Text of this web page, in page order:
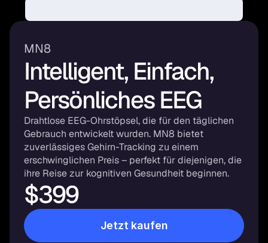
MN8
Intelligent, Einfach,
Persönliches EEG
Drahtlose EEG-Ohrstöpsel, die für den täglichen
Gebrauch entwickelt wurden. MN8 bietet
zuverlässiges Gehirn-Tracking zu einem
erschwinglichen Preis – perfekt für diejenigen, die
ihre Reise zur kognitiven Gesundheit beginnen.
$399
Jetzt kaufen